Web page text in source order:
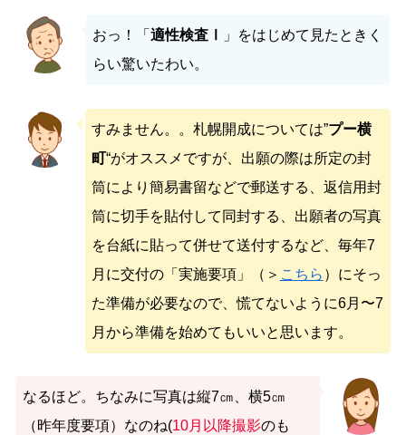
おっ！「 適性検査Ⅰ
」をはじめて見たときく
らい驚いたわい。
すみません。。札幌開成については”プー横
町“がオススメですが、出願の際は所定の封
筒により簡易書留などで郵送する、返信用封
筒に切手を貼付して同封する、出願者の写真
を台紙に貼って併せて送付するなど、毎年7
月に交付の「実施要項」（＞ こちら ）にそっ
た準備が必要なので、慌てないように6月〜7
月から準備を始めてもいいと思います。
なるほど。ちなみに写真は縦7㎝、横5㎝
（昨年度要項）なのね(10月以降撮影のも